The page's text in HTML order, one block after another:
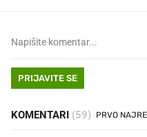
PRIJAVITE SE
KOMENTARI (59)